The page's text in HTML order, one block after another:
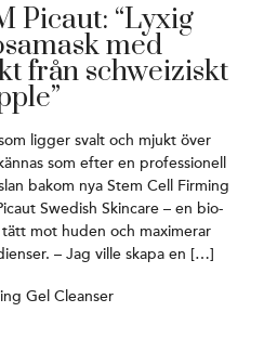
Picaut: “Lyxig
med
från schweiziskt
ligger svalt och mjukt över
som efter en professionell
bakom nya Stem Cell Firming
Swedish Skincare – en bio-
tätt mot huden och maximerar
– Jag ville skapa en […]